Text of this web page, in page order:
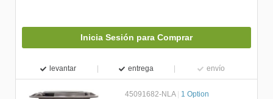
Inicia Sesión para Comprar
levantar entrega envío
45091682-NLA 1 Option